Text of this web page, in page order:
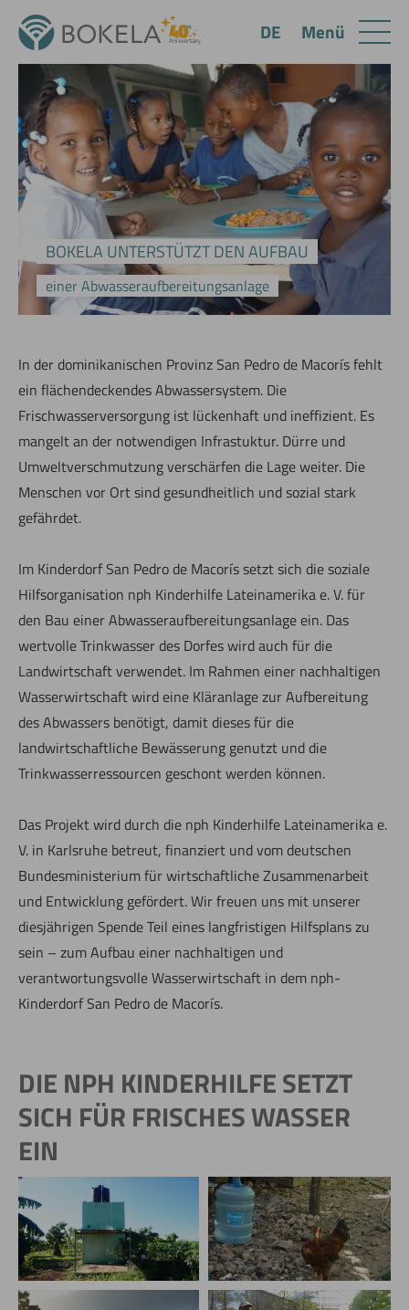
BOKELA UNTERSTÜTZT DEN AUFBAU
einer Abwasseraufbereitungsanlage
In der dominikanischen Provinz San Pedro de Macorís fehlt
ein flächendeckendes Abwassersystem. Die
Frischwasserversorgung ist lückenhaft und ineffizient. Es
mangelt an der notwendigen Infrastuktur. Dürre und
Umweltverschmutzung verschärfen die Lage weiter. Die
Menschen vor Ort sind gesundheitlich und sozial stark
gefährdet.
Im Kinderdorf San Pedro de Macorís setzt sich die soziale
Hilfsorganisation nph Kinderhilfe Lateinamerika e. V. für
den Bau einer Abwasseraufbereitungsanlage ein. Das
wertvolle Trinkwasser des Dorfes wird auch für die
Landwirtschaft verwendet. Im Rahmen einer nachhaltigen
Wasserwirtschaft wird eine Kläranlage zur Aufbereitung
des Abwassers benötigt, damit dieses für die
landwirtschaftliche Bewässerung genutzt und die
Trinkwasserressourcen geschont werden können.
Das Projekt wird durch die nph Kinderhilfe Lateinamerika e.
V. in Karlsruhe betreut, finanziert und vom deutschen
Bundesministerium für wirtschaftliche Zusammenarbeit
und Entwicklung gefördert. Wir freuen uns mit unserer
diesjährigen Spende Teil eines langfristigen Hilfsplans zu
sein – zum Aufbau einer nachhaltigen und
verantwortungsvolle Wasserwirtschaft in dem nph-
Kinderdorf San Pedro de Macorís.
DIE NPH KINDERHILFE SETZT
SICH FÜR FRISCHES WASSER
EIN
Menü
DE